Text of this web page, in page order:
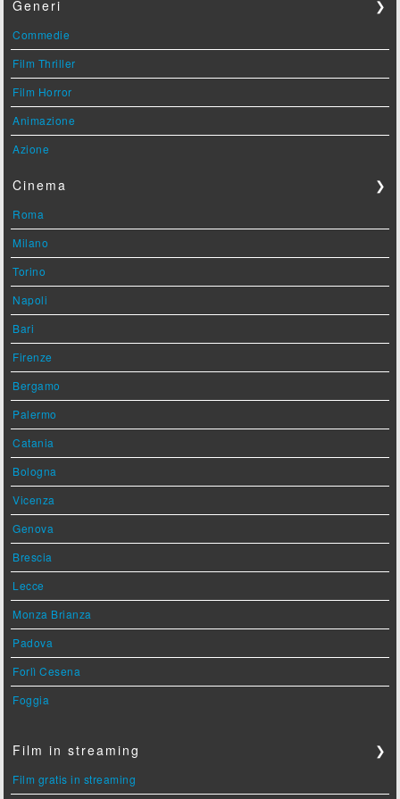
Generi ❯
Commedie
Film Thriller
Film Horror
Animazione
Azione
Cinema ❯
Roma
Milano
Torino
Napoli
Bari
Firenze
Bergamo
Palermo
Catania
Bologna
Vicenza
Genova
Brescia
Lecce
Monza Brianza
Padova
Forlì Cesena
Foggia
Film in streaming ❯
Film gratis in streaming